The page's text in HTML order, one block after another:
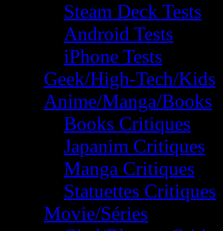
Steam Deck Tests
Android Tests
iPhone Tests
Geek/High-Tech/Kids
Anime/Manga/Books
Books Critiques
Japanim Critiques
Manga Critiques
Statuettes Critiques
Movie/Séries